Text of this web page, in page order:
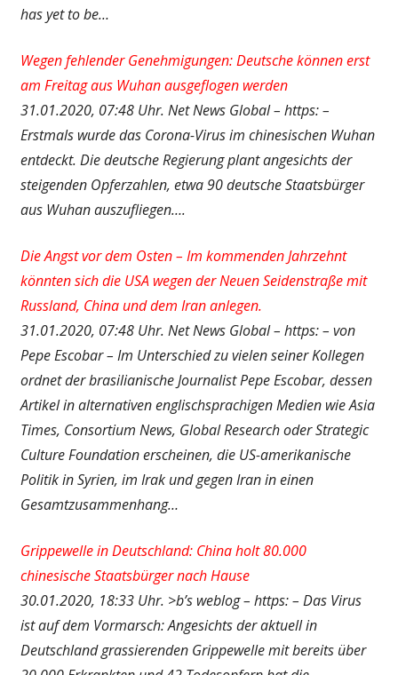
has yet to be…
Wegen fehlender Genehmigungen: Deutsche können erst
am Freitag aus Wuhan ausgeflogen werden
31.01.2020, 07:48 Uhr. Net News Global – https: –
Erstmals wurde das Corona-Virus im chinesischen Wuhan
entdeckt. Die deutsche Regierung plant angesichts der
steigenden Opferzahlen, etwa 90 deutsche Staatsbürger
aus Wuhan auszufliegen….
Die Angst vor dem Osten – Im kommenden Jahrzehnt
könnten sich die USA wegen der Neuen Seidenstraße mit
Russland, China und dem Iran anlegen.
31.01.2020, 07:48 Uhr. Net News Global – https: – von
Pepe Escobar – Im Unterschied zu vielen seiner Kollegen
ordnet der brasilianische Journalist Pepe Escobar, dessen
Artikel in alternativen englischsprachigen Medien wie Asia
Times, Consortium News, Global Research oder Strategic
Culture Foundation erscheinen, die US-amerikanische
Politik in Syrien, im Irak und gegen Iran in einen
Gesamtzusammenhang…
Grippewelle in Deutschland: China holt 80.000
chinesische Staatsbürger nach Hause
30.01.2020, 18:33 Uhr. >b’s weblog – https: – Das Virus
ist auf dem Vormarsch: Angesichts der aktuell in
Deutschland grassierenden Grippewelle mit bereits über